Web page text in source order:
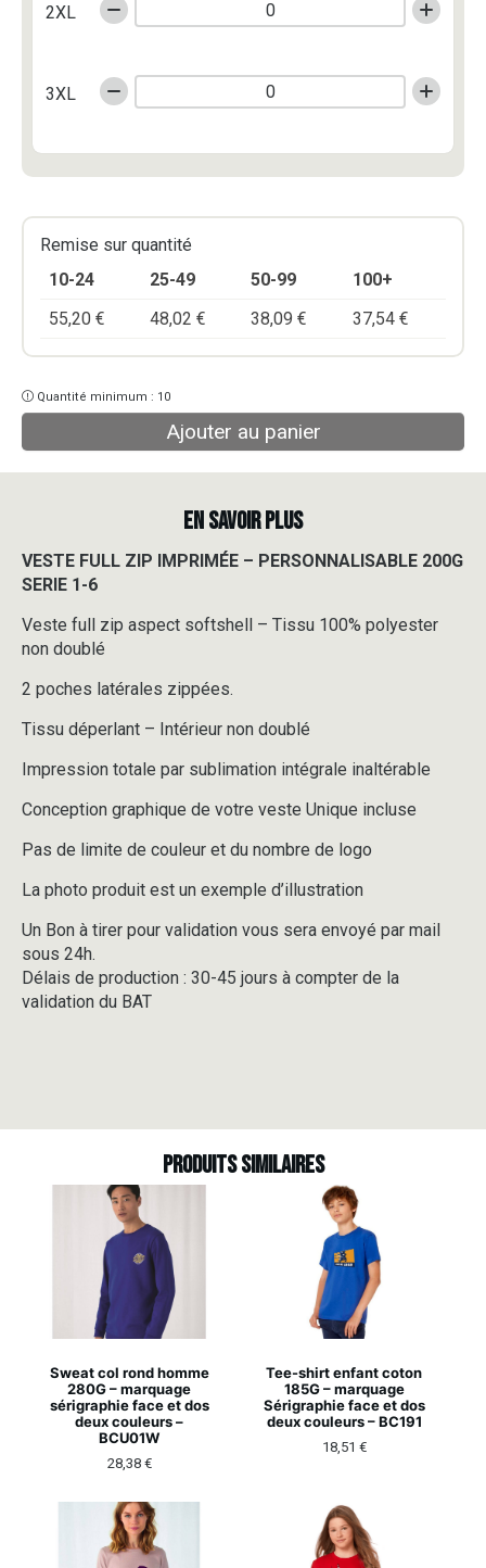
2XL
3XL
Remise sur quantité
10-24
25-49 50-99
100+
55,20 € 48,02 € 38,09 € 37,54 €
Quantité minimum : 10
Ajouter au panier
EN SAVOIR PLUS
VESTE FULL ZIP IMPRIMÉE – PERSONNALISABLE 200G
SERIE 1-6
Veste full zip aspect softshell – Tissu 100% polyester
non doublé
2 poches latérales zippées.
Tissu déperlant – Intérieur non doublé
Impression totale par sublimation intégrale inaltérable
Conception graphique de votre veste Unique incluse
Pas de limite de couleur et du nombre de logo
La photo produit est un exemple d’illustration
Un Bon à tirer pour validation vous sera envoyé par mail
sous 24h.
Délais de production : 30-45 jours à compter de la
validation du BAT
Produits similaires
Sweat col rond homme
280G – marquage
sérigraphie face et dos
deux couleurs –
BCU01W
28,38 €
Tee-shirt enfant coton
185G – marquage
Sérigraphie face et dos
deux couleurs – BC191
18,51 €